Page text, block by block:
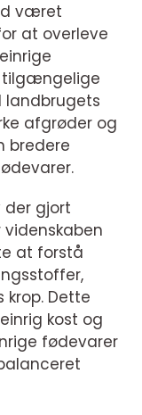
været
at overleve
tilgængelige
afgrøder og
bredere
der gjort
at forstå
krop. Dette
kost og
fødevarer